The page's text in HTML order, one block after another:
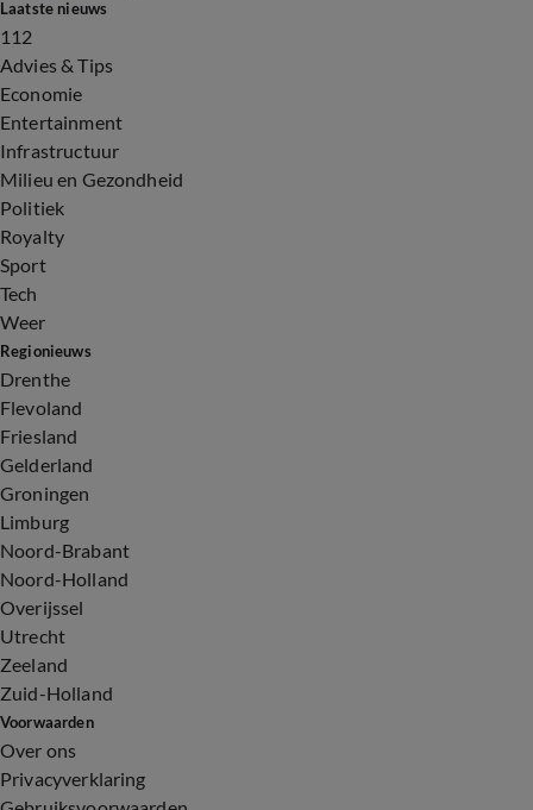
Laatste nieuws
112
Advies & Tips
Economie
Entertainment
Infrastructuur
Milieu en Gezondheid
Politiek
Royalty
Sport
Tech
Weer
Regionieuws
Drenthe
Flevoland
Friesland
Gelderland
Groningen
Limburg
Noord-Brabant
Noord-Holland
Overijssel
Utrecht
Zeeland
Zuid-Holland
Voorwaarden
Over ons
Privacyverklaring